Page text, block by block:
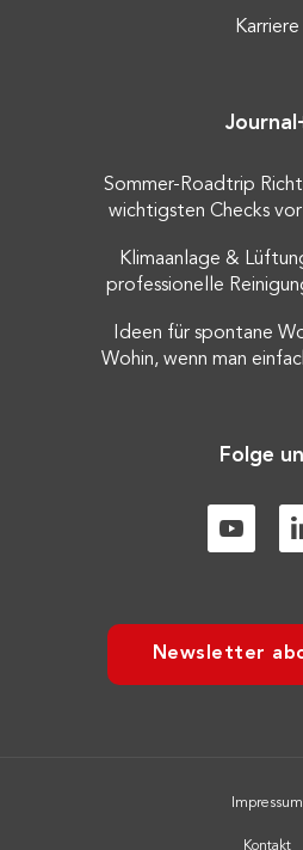
Karriere
Sommer-Roadtrip
wichtigsten Checks
Klimaanlage &
professionelle
Ideen für spontane
Wohin, wenn man
Folge
Newsletter
Impressum
Kontakt